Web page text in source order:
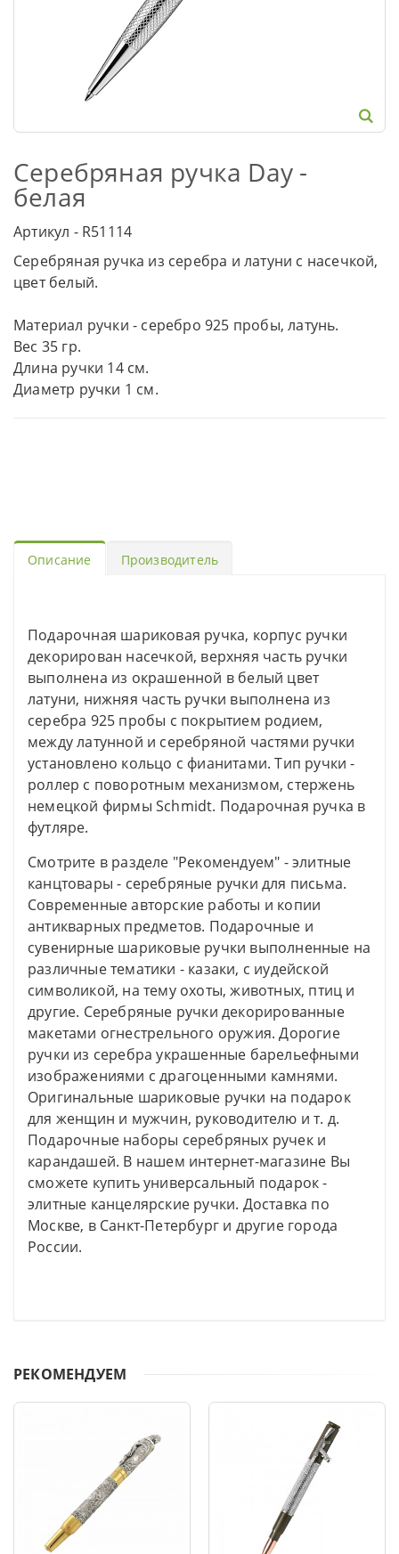
Серебряная ручка Day -
белая
Артикул - R51114
Серебряная ручка из серебра и латуни с насечкой,
цвет белый.
Материал ручки - серебро 925 пробы, латунь.
Вес 35 гр.
Длина ручки 14 см.
Диаметр ручки 1 см.
Описание Производитель
Подарочная шариковая ручка, корпус ручки
декорирован насечкой, верхняя часть ручки
выполнена из окрашенной в белый цвет
латуни, нижняя часть ручки выполнена из
серебра 925 пробы с покрытием родием,
между латунной и серебряной частями ручки
установлено кольцо с фианитами. Тип ручки -
роллер с поворотным механизмом, стержень
немецкой фирмы Schmidt. Подарочная ручка в
футляре.
Смотрите в разделе "Рекомендуем" - элитные
канцтовары - серебряные ручки для письма.
Современные авторские работы и копии
антикварных предметов. Подарочные и
сувенирные шариковые ручки выполненные на
различные тематики - казаки, с иудейской
символикой, на тему охоты, животных, птиц и
другие. Серебряные ручки декорированные
макетами огнестрельного оружия. Дорогие
ручки из серебра украшенные барельефными
изображениями с драгоценными камнями.
Оригинальные шариковые ручки на подарок
для женщин и мужчин, руководителю и т. д.
Подарочные наборы серебряных ручек и
карандашей. В нашем интернет-магазине Вы
сможете купить универсальный подарок -
элитные канцелярские ручки. Доставка по
Москве, в Санкт-Петербург и другие города
России.
РЕКОМЕНДУЕМ